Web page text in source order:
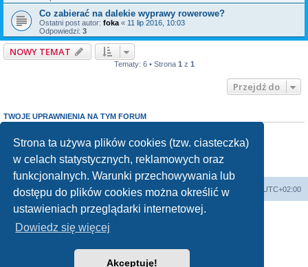
Strona ta używa plików cookies (tzw. ciasteczka)
w celach statystycznych, reklamowych oraz
funkcjonalnych. Warunki przechowywania lub
dostępu do plików cookies można określić w
ustawieniach przeglądarki internetowej.
Dowiedz się więcej
Akceptuję!
Co zabierać na dalekie wyprawy rowerowe?
Ostatni post autor: foka « 11 lip 2016, 10:03
Odpowiedzi: 3
NOWY TEMAT
Tematy: 6 • Strona 1 z 1
Przejdź do
TWOJE UPRAWNIENIA NA TYM FORUM
Nie możesz odpowiadać w tematach
Nie możesz zmieniać swoich postów
Nie możeszusuwać swoich postów
Forum Bike Łódź - Forum Rowerowe Łódź - Forum Szosowe - Forum MTB Strona Główna Strefa czasowa UTC+02:00
Linki partnerskie: strony www lodz Fotografia Analogowa
Technologię dostarczaphpBB® Forum Software © phpBB Limited